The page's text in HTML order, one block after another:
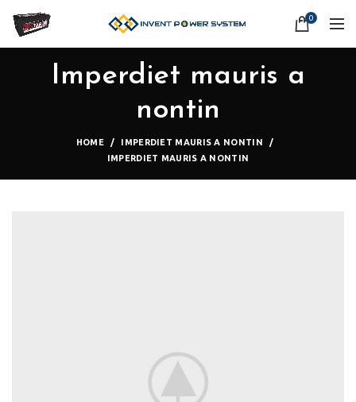
0
Imperdiet mauris a
nontin
HOME
IMPERDIET MAURIS A NONTIN
IMPERDIET MAURIS A NONTIN